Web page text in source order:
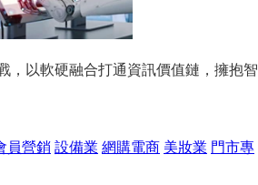
，以軟硬融合打通資訊價值鏈，擁抱智
員營銷設備業 網購電商 美妝業 門市專